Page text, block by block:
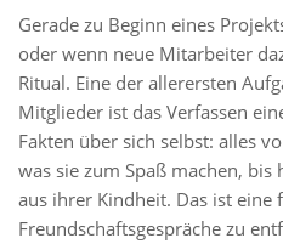
Gerade zu Beginn eines
oder wenn neue Mitarbeiter
Ritual. Eine der allerersten
Mitglieder ist das Verfassen
Fakten über sich selbst: alles
was sie zum Spaß machen, bis
aus ihrer Kindheit. Das ist eine
Freundschaftsgespräche zu